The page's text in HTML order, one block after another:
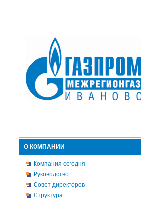
О КОМПАНИИ
Компания сегодня
Руководство
Совет директоров
Структура